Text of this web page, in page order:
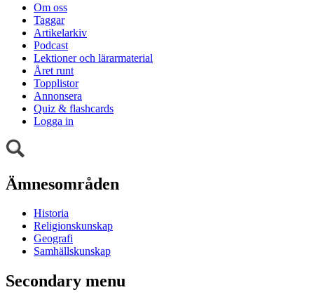
Om oss
Taggar
Artikelarkiv
Podcast
Lektioner och lärarmaterial
Året runt
Topplistor
Annonsera
Quiz & flashcards
Logga in
Ämnesområden
Historia
Religionskunskap
Geografi
Samhällskunskap
Secondary menu